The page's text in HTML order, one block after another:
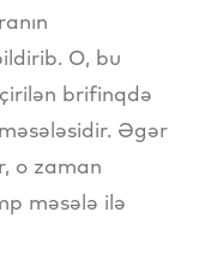
O, bu
brifinqdə
Əgər
o zaman
məsələ ilə